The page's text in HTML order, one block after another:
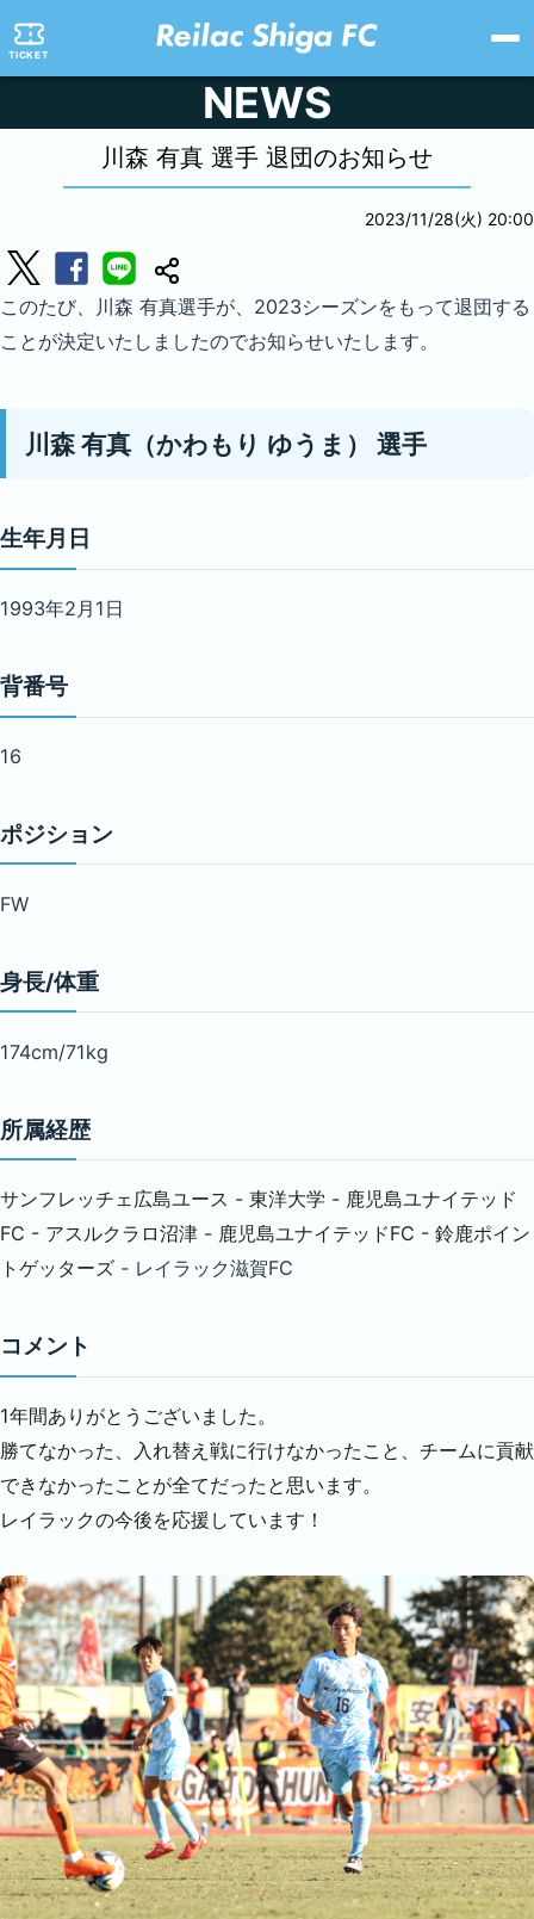
TICKET
NEWS
川森 有真 選手 退団のお知らせ
2023/11/28(火) 20:00
このたび、川森 有真選手が、2023シーズンをもって退団する
ことが決定いたしましたのでお知らせいたします。
川森 有真（かわもり ゆうま） 選手
生年月日
1993年2月1日
背番号
16
ポジション
FW
身長/体重
174cm/71kg
所属経歴
サンフレッチェ広島ユース - 東洋大学 - 鹿児島ユナイテッド
FC - アスルクラロ沼津 - 鹿児島ユナイテッドFC - 鈴鹿ポイン
トゲッターズ - レイラック滋賀FC
コメント
1年間ありがとうございました。
勝てなかった、入れ替え戦に行けなかったこと、チームに貢献
できなかったことが全てだったと思います。
レイラックの今後を応援しています！